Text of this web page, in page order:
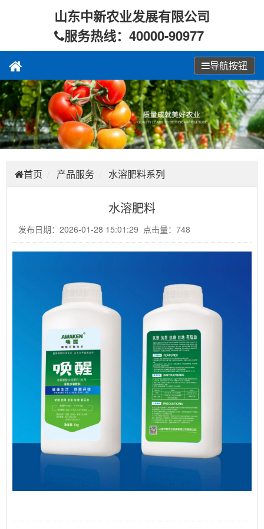
山东中新农业发展有限公司
服务热线：40000-90977
导航按钮
首页 产品服务 水溶肥料系列
水溶肥料
发布日期：2026-01-28 15:01:29 点击量：748